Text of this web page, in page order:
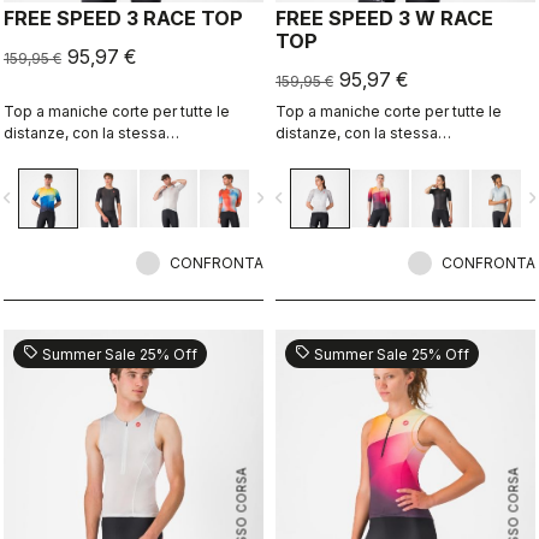
FREE SPEED 3 RACE TOP
159,95 € 95,97 €
Top a maniche corte per tutte le
distanze, con la stessa
Sanremo 3 Short Sleeve.
navigate_next
CONFRONTA
FREE SPEED 3 W RACE
TOP
159,95 € 95,97 €
Top a maniche corte per tutte le
distanze, con la stessa
Sanremo 3 W Short Sleeve.
navigate_before
CONFRONTA
ROSSO CORSA
sell Summer Sale 25% Off
ROSSO CORSA
sell Summer Sale 25% Off